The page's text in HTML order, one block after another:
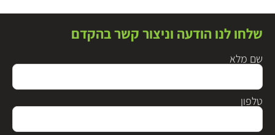
שלחו לנו הודעה וניצור קשר בהקדם
שם מלא
טלפון